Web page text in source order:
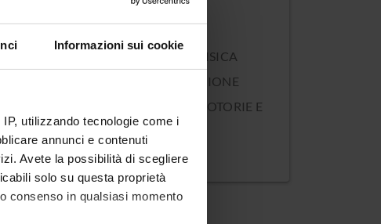
Informazioni sui cookie
utilizzando tecnologie come i
annunci e contenuti
Avete la possibilità di scegliere
solo su questa proprietà
consenso in qualsiasi momento
Degree class: AC02 - EDUCAZIONE FISICA
NEGLI ISTITUTI E SCUOLE DI ISTRUZIONE
SECONDARIA II GRADO, SCIENZE MOTORIE E
SPORTIVE
Verona